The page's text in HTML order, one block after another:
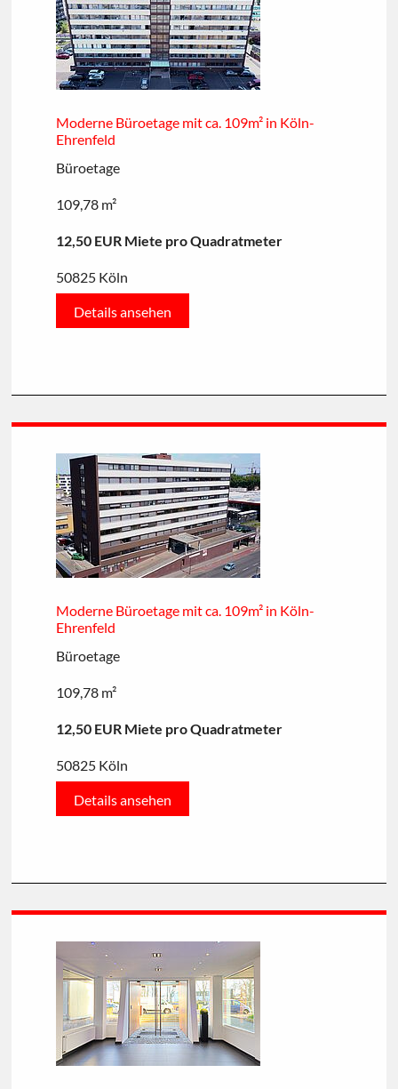
Moderne Büroetage mit ca. 109m² in Köln-
Ehrenfeld
Büroetage
109,78 m²
12,50 EUR Miete pro Quadratmeter
50825 Köln
Details ansehen
Moderne Büroetage mit ca. 109m² in Köln-
Ehrenfeld
Büroetage
109,78 m²
12,50 EUR Miete pro Quadratmeter
50825 Köln
Details ansehen